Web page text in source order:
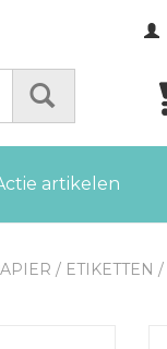
artikelen
/ ETIKETTEN /